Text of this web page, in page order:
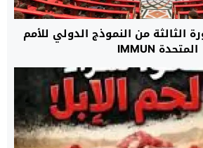
الثالثة من النموذج الدولي للأمم
المتحدة IMMUN